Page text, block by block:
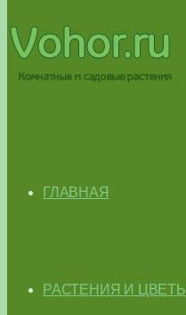
ГЛАВНАЯ
РАСТЕНИЯ И ЦВЕТЫ